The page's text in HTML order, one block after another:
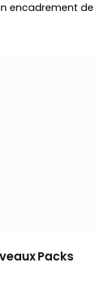
encadrement de
Packs